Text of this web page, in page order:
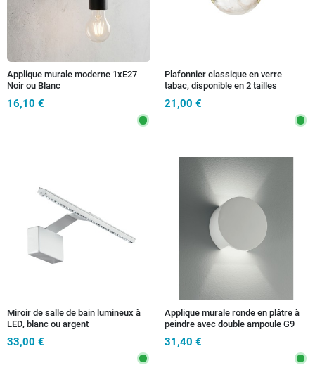
Applique murale moderne 1xE27
Noir ou Blanc
16,10 €
Plafonnier classique en verre
tabac, disponible en 2 tailles
21,00 €
Miroir de salle de bain lumineux à
LED, blanc ou argent
33,00 €
Applique murale ronde en plâtre à
peindre avec double ampoule G9
31,40 €